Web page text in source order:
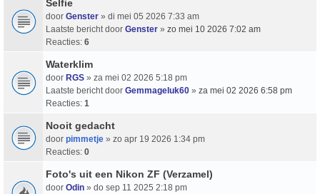
Selfie
door Genster » di mei 05 2026 7:33 am
Laatste bericht door Genster » zo mei 10 2026 7:02 am
Reacties: 6
Waterklim
door RGS » za mei 02 2026 5:18 pm
Laatste bericht door Gemmageluk60 » za mei 02 2026 6:58 pm
Reacties: 1
Nooit gedacht
door pimmetje » zo apr 19 2026 1:34 pm
Reacties: 0
Foto's uit een Nikon ZF (Verzamel)
door Odin » do sep 11 2025 2:18 pm